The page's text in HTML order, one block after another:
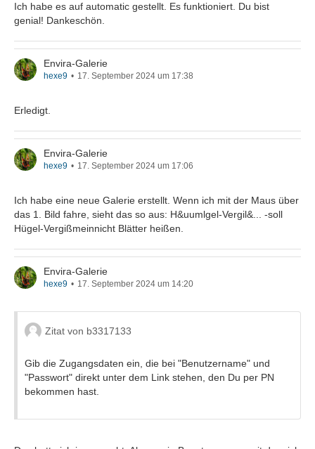
Ich habe es auf automatic gestellt. Es funktioniert. Du bist
genial! Dankeschön.
Envira-Galerie
hexe9 17. September 2024 um 17:38
Erledigt.
Envira-Galerie
hexe9 17. September 2024 um 17:06
Ich habe eine neue Galerie erstellt. Wenn ich mit der Maus über
das 1. Bild fahre, sieht das so aus: H&uumlgel-Vergil&... -soll
Hügel-Vergißmeinnicht Blätter heißen.
Envira-Galerie
hexe9 17. September 2024 um 14:20
Zitat von b3317133
Gib die Zugangsdaten ein, die bei "Benutzername" und
"Passwort" direkt unter dem Link stehen, den Du per PN
bekommen hast.